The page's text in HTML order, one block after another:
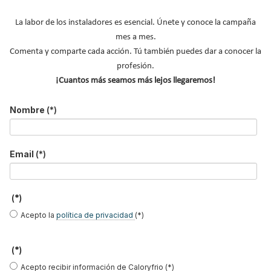
Gases refrigerantes actuales y nuevos
Consejos para ahorrar con el aire
2026: fuerte subi…
La labor de los instaladores es esencial. Únete y conoce la campaña
mes a mes.
Comenta y comparte cada acción. Tú también puedes dar a conocer la
profesión.
¡Cuantos más seamos más lejos llegaremos!
Nombre (*)
Email (*)
(*)
Acepto la política de privacidad (*)
(*)
Acepto recibir información de Caloryfrio (*)